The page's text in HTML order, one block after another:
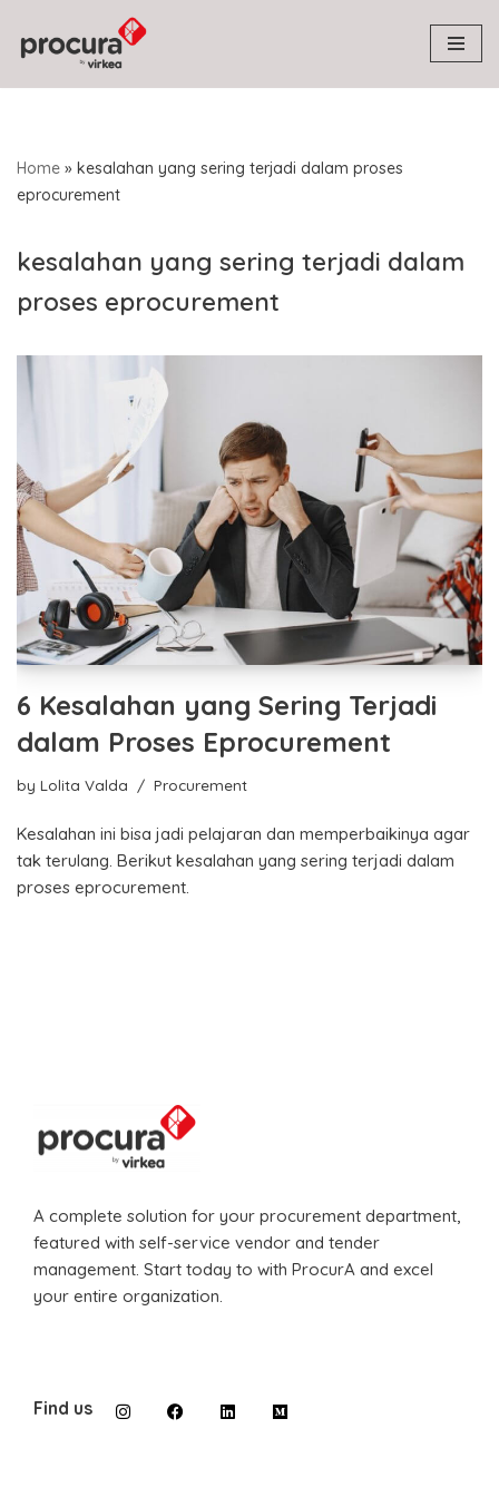
Skip
to
Home » kesalahan yang sering terjadi dalam proses
eprocurement
kesalahan yang sering terjadi dalam
proses eprocurement
6 Kesalahan yang Sering Terjadi
dalam Proses Eprocurement
by Lolita Valda Procurement
Kesalahan ini bisa jadi pelajaran dan memperbaikinya agar
tak terulang. Berikut kesalahan yang sering terjadi dalam
proses eprocurement.
A complete solution for your procurement department,
featured with self-service vendor and tender
management. Start today to with ProcurA and excel
your entire organization.
Find us